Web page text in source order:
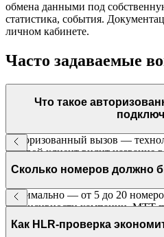
обмена данными под
статистика, события.
личном кабинете.
Часто задаваемые
Что такое
Авторизованный вызов —
которой клиент видит название
входящем звонке.
верификация бренда у
Сколько номеров должно
Оптимально — от 5 до 20
интенсивности кампании. МТТ
пул и настроить логику ротации.
Как HLR-проверка